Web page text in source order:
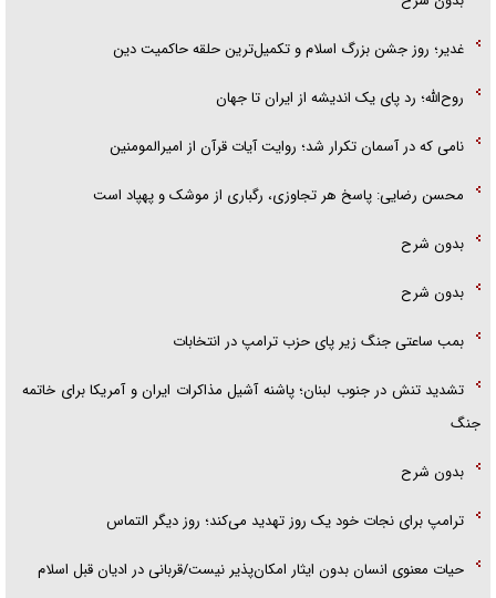
غدیر؛ روز جشن بزرگ اسلام و تکمیل‌ترین حلقه حاکمیت دین
روح‌الله؛ رد پای یک اندیشه از ایران تا جهان
نامی که در آسمان تکرار شد؛ روایت آیات قرآن از امیرالمومنین
محسن رضایی: پاسخ هر تجاوزی، رگباری از موشک و پهپاد است
بدون شرح
بدون شرح
بمب ساعتی جنگ زیر پای حزب ترام‍پ در انتخابات
تشدید تنش در جنوب لبنان؛ پاشنه آشیل مذاکرات ایران و آمریکا برای خاتمه
جنگ
بدون شرح
ترامپ برای نجات خود یک روز تهدید می‌کند؛ روز دیگر التماس
حیات معنوی انسان بدون ایثار امکان‌پذیر نیست/قربانی در ادیان قبل اسلام